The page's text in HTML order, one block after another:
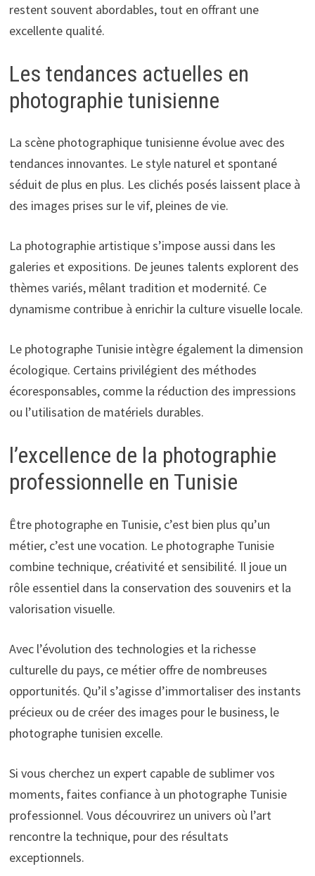
restent souvent abordables, tout en offrant une
excellente qualité.
Les tendances actuelles en
photographie tunisienne
La scène photographique tunisienne évolue avec des
tendances innovantes. Le style naturel et spontané
séduit de plus en plus. Les clichés posés laissent place à
des images prises sur le vif, pleines de vie.
La photographie artistique s’impose aussi dans les
galeries et expositions. De jeunes talents explorent des
thèmes variés, mêlant tradition et modernité. Ce
dynamisme contribue à enrichir la culture visuelle locale.
Le photographe Tunisie intègre également la dimension
écologique. Certains privilégient des méthodes
écoresponsables, comme la réduction des impressions
ou l’utilisation de matériels durables.
l’excellence de la photographie
professionnelle en Tunisie
Être photographe en Tunisie, c’est bien plus qu’un
métier, c’est une vocation. Le photographe Tunisie
combine technique, créativité et sensibilité. Il joue un
rôle essentiel dans la conservation des souvenirs et la
valorisation visuelle.
Avec l’évolution des technologies et la richesse
culturelle du pays, ce métier offre de nombreuses
opportunités. Qu’il s’agisse d’immortaliser des instants
précieux ou de créer des images pour le business, le
photographe tunisien excelle.
Si vous cherchez un expert capable de sublimer vos
moments, faites confiance à un photographe Tunisie
professionnel. Vous découvrirez un univers où l’art
rencontre la technique, pour des résultats
exceptionnels.